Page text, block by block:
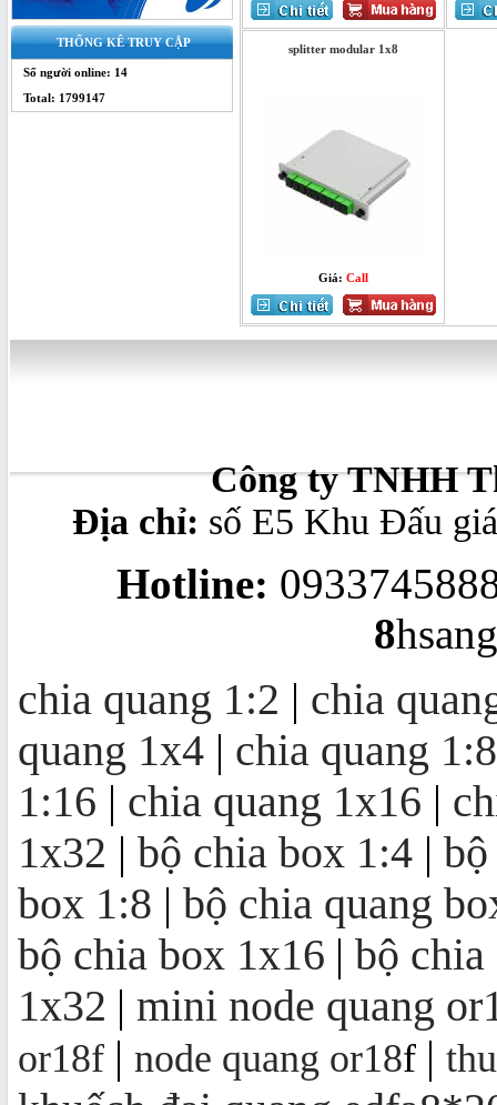
Bộ Chia Quang 1x4 Box - splitter
to Optic Fiber Single-Mode, 20KM
Bộ thu quang FTTH OR20 | mini
node OR20
Khuếch đại quang EDFA 4/8/16/32
cổng
Bộ thu quang FTTH OR16 | mini
node OR16
THỐNG KÊ TRUY CẬP
Số người online: 14
Total: 1799147
splitter modular 1x8
Giá: Call
Công ty TNHH
Địa chỉ: số E5 Khu Đấu
Hotline:
8
chia quang 1:2 | chia
quang 1x4 | chia quang 1:8
1:16 | chia quang 1x16 |
1x32 | bộ chia box 1:4 |
box 1:8 | bộ chia quang
bộ chia box 1x16 | bộ chia
1x32 | mini node quang
or18f | node quang or18f |